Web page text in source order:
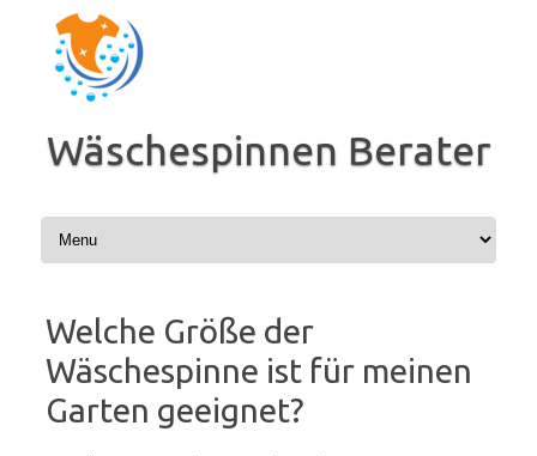
Inhalt
springen
Wäschespinnen Berater
Welche Größe der
Wäschespinne ist für meinen
Garten geeignet?